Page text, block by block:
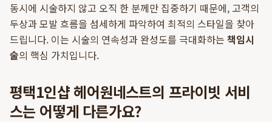
동시에 시술하지 않고 오직 한 분께만 집중하기 때문에, 고객의
두상과 모발 흐름을 섬세하게 파악하여 최적의 스타일을 찾아
드립니다. 이는 시술의 연속성과 완성도를 극대화하는 책임시
술의 핵심 가치입니다.
평택1인샵 헤어원네스트의 프라이빗 서비
스는 어떻게 다른가요?